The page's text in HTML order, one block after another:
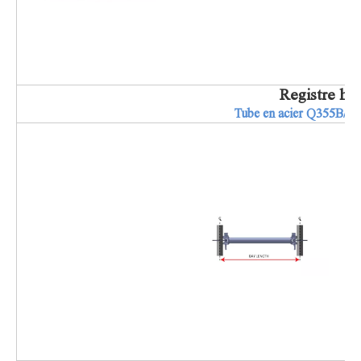
Registre
Tube en acier Q355B/